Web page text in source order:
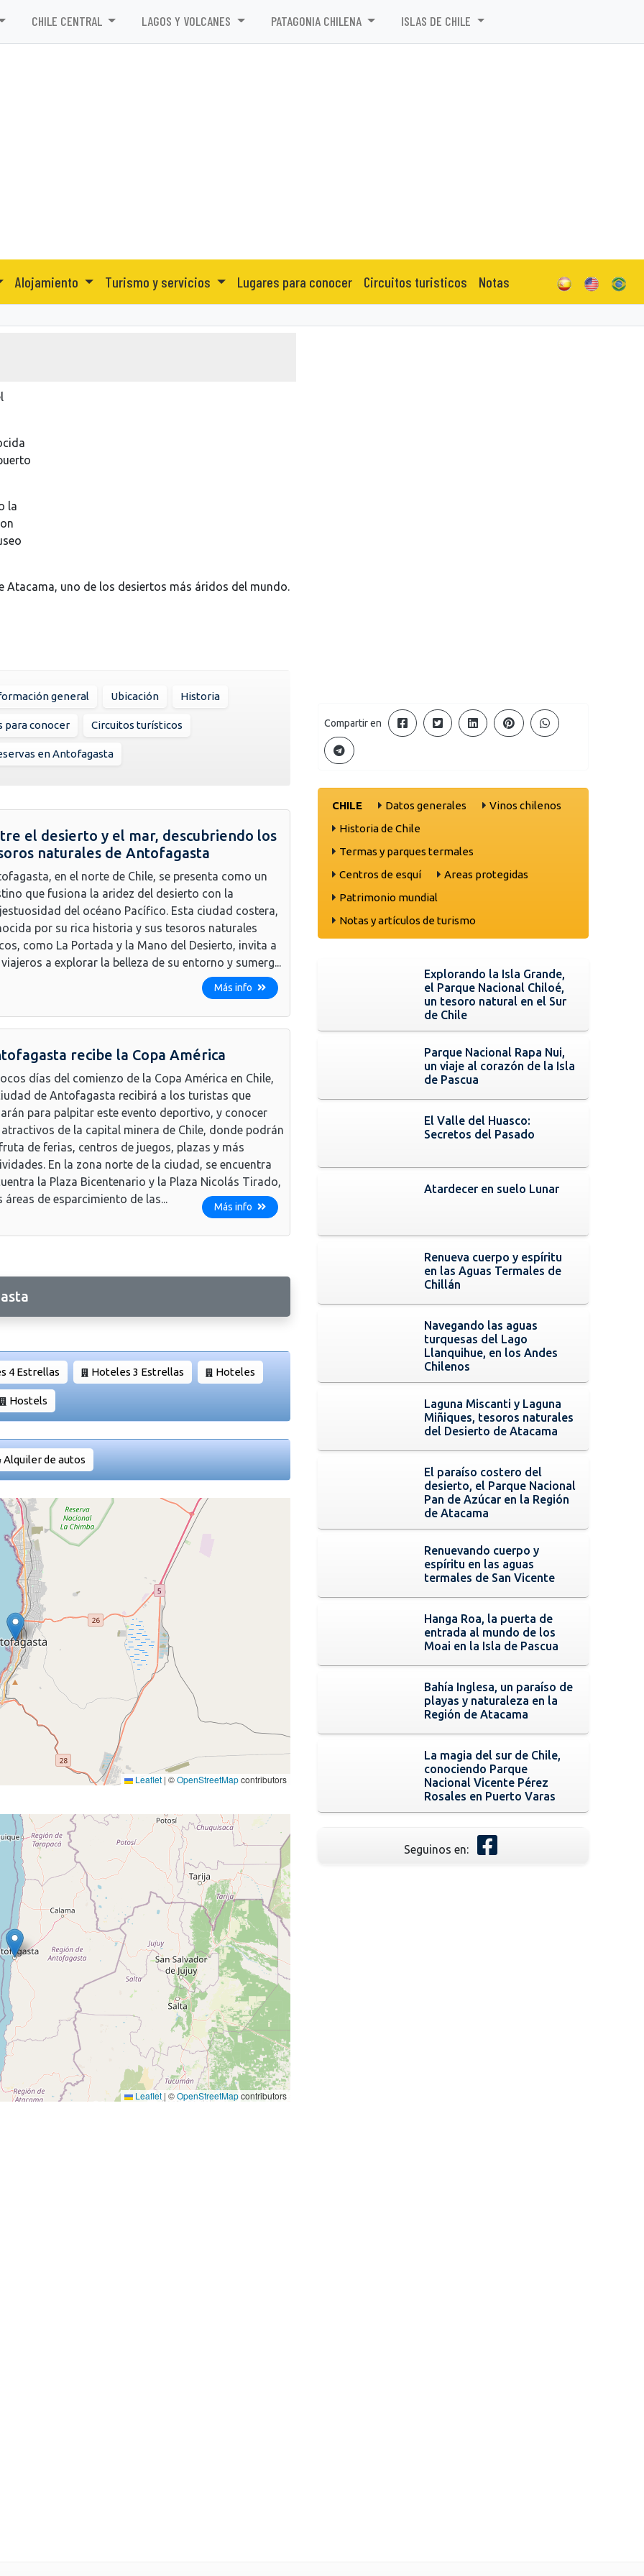
CHILE CENTRAL LAGOS Y VOLCANES PATAGONIA CHILENA ISLAS DE CHILE
Alojamiento Turismo y servicios Lugares para conocer Circuitos turisticos Notas
la
Atacama, uno de los desiertos más áridos del mundo.
general Ubicación Historia
para conocer Circuitos turísticos
en Antofagasta
el desierto y el mar, descubriendo los
naturales de Antofagasta
en el norte de Chile, se presenta como un
que fusiona la aridez del desierto con la
del océano Pacífico. Esta ciudad costera,
por su rica historia y sus tesoros naturales
como La Portada y la Mano del Desierto, invita a
a explorar la belleza de su entorno y sumerg...
Más info
recibe la Copa América
días del comienzo de la Copa América en Chile,
de Antofagasta recibirá a los turistas que
para palpitar este evento deportivo, y conocer
de la capital minera de Chile, donde podrán
de ferias, centros de juegos, plazas y más
En la zona norte de la ciudad, se encuentra
la Plaza Bicentenario y la Plaza Nicolás Tirado,
áreas de esparcimiento de las...
Más info
4 Estrellas Hoteles 3 Estrellas Hoteles
Hostels
Alquiler de autos
Leaflet | ©OpenStreetMapcontributors
Leaflet | ©OpenStreetMapcontributors
Compartir en
CHILE Datos generales
Vinos chilenos
Historia de Chile
Termas y parques termales
Centros de esquí
Areas protegidas
Patrimonio mundial
Notas y artículos de turismo
Explorando la Isla Grande,
el Parque Nacional Chiloé,
un tesoro natural en el Sur
de Chile
Parque Nacional Rapa Nui,
un viaje al corazón de la Isla
de Pascua
El Valle del Huasco:
Secretos del Pasado
Atardecer en suelo Lunar
Renueva cuerpo y espíritu
en las Aguas Termales de
Chillán
Navegando las aguas
turquesas del Lago
Llanquihue, en los Andes
Chilenos
Laguna Miscanti y Laguna
Miñiques, tesoros naturales
del Desierto de Atacama
El paraíso costero del
desierto, el Parque Nacional
Pan de Azúcar en la Región
de Atacama
Renuevando cuerpo y
espíritu en las aguas
termales de San Vicente
Hanga Roa, la puerta de
entrada al mundo de los
Moai en la Isla de Pascua
Bahía Inglesa, un paraíso de
playas y naturaleza en la
Región de Atacama
La magia del sur de Chile,
conociendo Parque
Nacional Vicente Pérez
Rosales en Puerto Varas
Seguinos en: